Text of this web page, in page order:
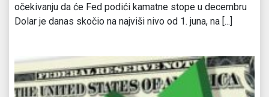
očekivanju da će Fed podići kamatne stope u decembru
Dolar je danas skočio na najviši nivo od 1. juna, na [...]